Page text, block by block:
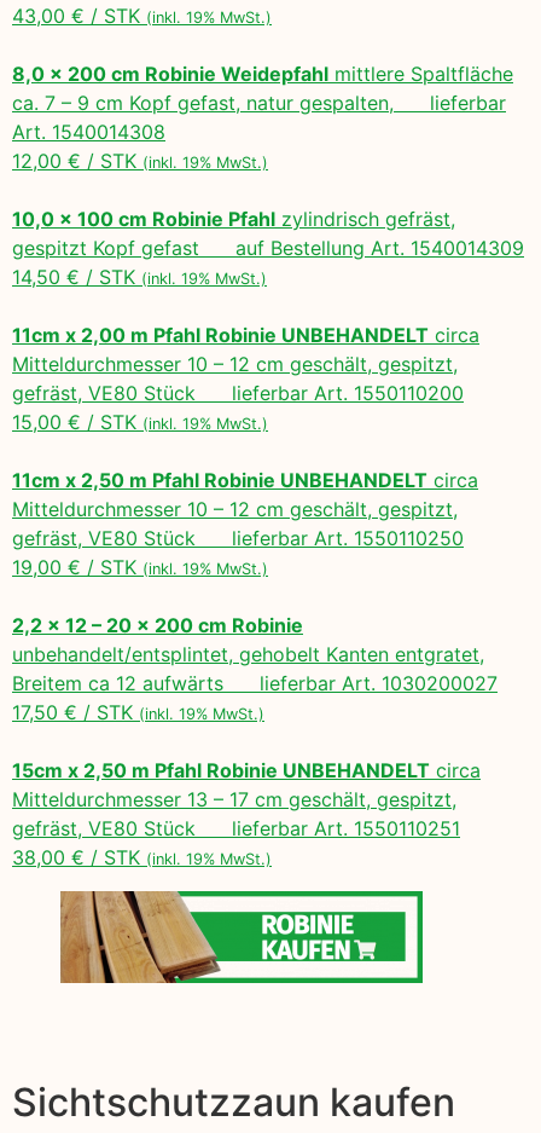
43,00 € / STK (inkl. 19% MwSt.)
8,0 x 200 cm Robinie Weidepfahl mittlere Spaltfläche
ca. 7 – 9 cm Kopf gefast, natur gespalten, lieferbar
Art. 1540014308
12,00 € / STK (inkl. 19% MwSt.)
10,0 x 100 cm Robinie Pfahl zylindrisch gefräst,
gespitzt Kopf gefast auf Bestellung Art. 1540014309
14,50 € / STK (inkl. 19% MwSt.)
11cm x 2,00 m Pfahl Robinie UNBEHANDELT circa
Mitteldurchmesser 10 – 12 cm geschält, gespitzt,
gefräst, VE80 Stück lieferbar Art. 1550110200
15,00 € / STK (inkl. 19% MwSt.)
11cm x 2,50 m Pfahl Robinie UNBEHANDELT circa
Mitteldurchmesser 10 – 12 cm geschält, gespitzt,
gefräst, VE80 Stück lieferbar Art. 1550110250
19,00 € / STK (inkl. 19% MwSt.)
2,2 x 12 – 20 x 200 cm Robinie
unbehandelt/entsplintet, gehobelt Kanten entgratet,
Breitem ca 12 aufwärts lieferbar Art. 1030200027
17,50 € / STK (inkl. 19% MwSt.)
15cm x 2,50 m Pfahl Robinie UNBEHANDELT circa
Mitteldurchmesser 13 – 17 cm geschält, gespitzt,
gefräst, VE80 Stück lieferbar Art. 1550110251
38,00 € / STK (inkl. 19% MwSt.)
Sichtschutzzaun kaufen